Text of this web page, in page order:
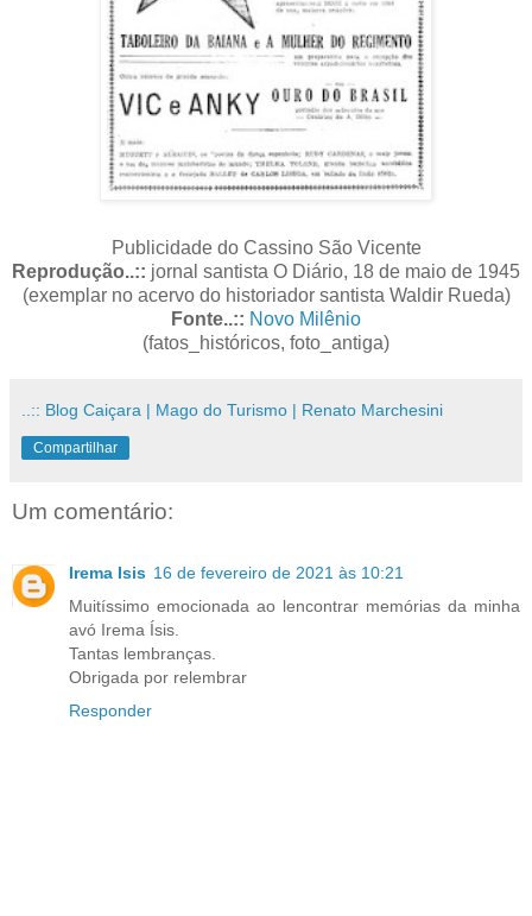
Publicidade do Cassino São Vicente
Reprodução..:: jornal santista O Diário, 18 de maio de 1945
(exemplar no acervo do historiador santista Waldir Rueda)
Fonte..:: Novo Milênio
(fatos_históricos, foto_antiga)
..:: Blog Caiçara | Mago do Turismo | Renato Marchesini
Compartilhar
Um comentário:
Irema Isis 16 de fevereiro de 2021 às 10:21
Muitíssimo emocionada ao lencontrar memórias da minha
avó Irema Ísis.
Tantas lembranças.
Obrigada por relembrar
Responder